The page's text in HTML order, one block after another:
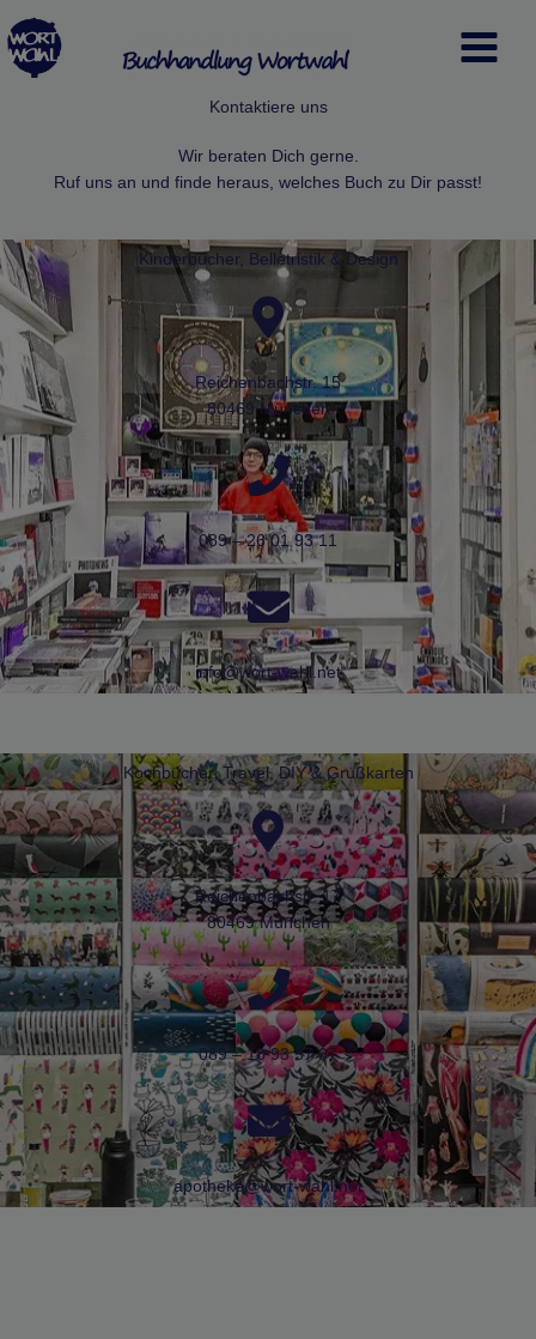
Inhalt
springen
Kontaktiere uns
Wir beraten Dich gerne.
Ruf uns an und finde heraus, welches Buch zu Dir passt!
Kinderbücher, Belletristik & Design
Reichenbachstr. 15
80469 München
089 – 26 01 93 11
info@wort-wahl.net
Kochbücher, Travel, DIY & Grußkarten
Reichenbachstr. 17
80469 München
089 – 18 93 57 07
apotheke@wort-wahl.net